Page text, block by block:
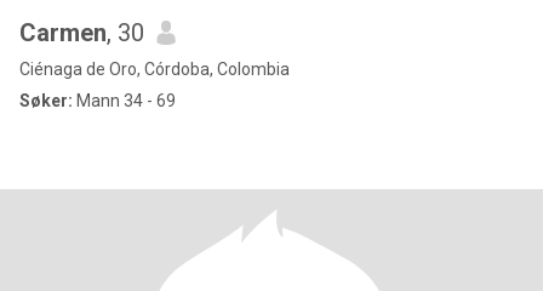
Carmen, 30
Ciénaga de Oro, Córdoba, Colombia
Søker: Mann 34 - 69